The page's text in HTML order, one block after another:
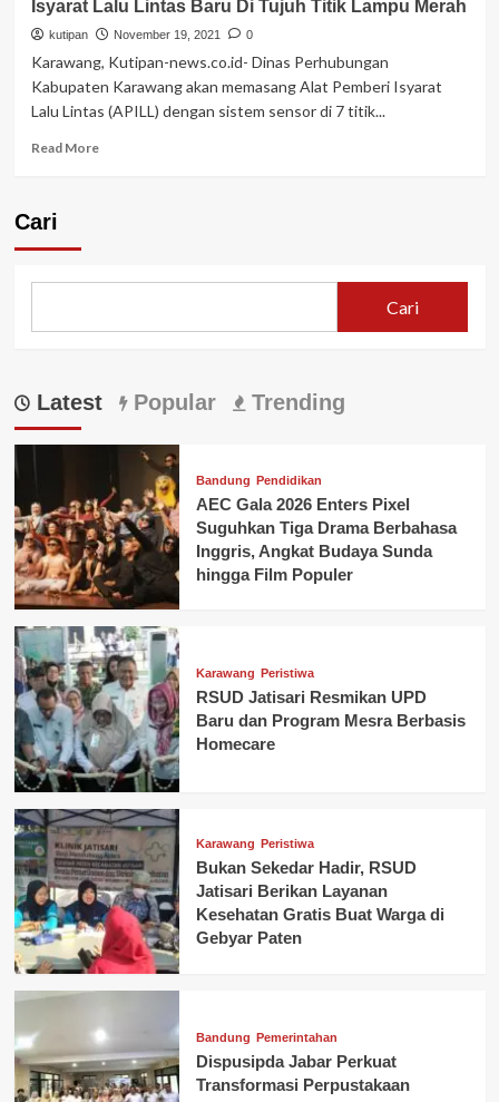
Isyarat Lalu Lintas Baru Di Tujuh Titik Lampu Merah
kutipan November 19, 2021 0
Karawang, Kutipan-news.co.id- Dinas Perhubungan
Kabupaten Karawang akan memasang Alat Pemberi Isyarat
Lalu Lintas (APILL) dengan sistem sensor di 7 titik...
Read MoreRead
Isyarat
Baru
Tujuh
Lampu
Merah
Cari
Cari
Latest Popular Trending
Bandung Pendidikan
AEC Gala 2026 Enters Pixel
Suguhkan Tiga Drama Berbahasa
Inggris, Angkat Budaya Sunda
hingga Film Populer
Karawang Peristiwa
RSUD Jatisari Resmikan UPD
Baru dan Program Mesra Berbasis
Homecare
Karawang Peristiwa
Bukan Sekedar Hadir, RSUD
Jatisari Berikan Layanan
Kesehatan Gratis Buat Warga di
Gebyar Paten
Bandung Pemerintahan
Dispusipda Jabar Perkuat
Transformasi Perpustakaan